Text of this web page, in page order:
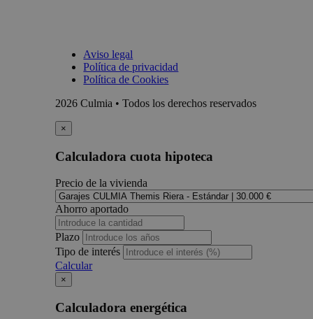
Aviso legal
Política de privacidad
Política de Cookies
2026 Culmia • Todos los derechos reservados
×
Calculadora cuota hipoteca
Precio de la vivienda
Ahorro aportado
Plazo
Tipo de interés
Calcular
×
Calculadora energética